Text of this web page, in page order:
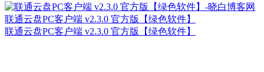
联通云盘PC客户端 v2.3.0 官方版【绿色软件】
联通云盘PC客户端 v2.3.0 官方版【绿色软件】